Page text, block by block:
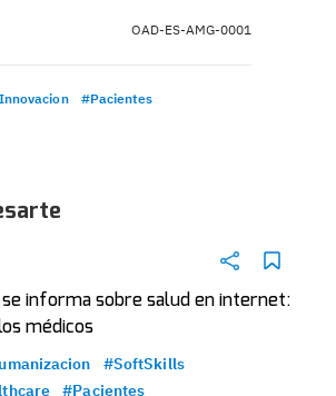
OAD-ES-AMG-0001
#Pacientes
se informa sobre salud en internet:
médicos
#SoftSkills
#Pacientes